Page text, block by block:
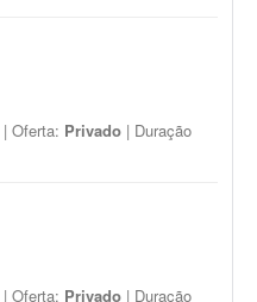
| Oferta: Privado | Duração
| Oferta: Privado | Duração